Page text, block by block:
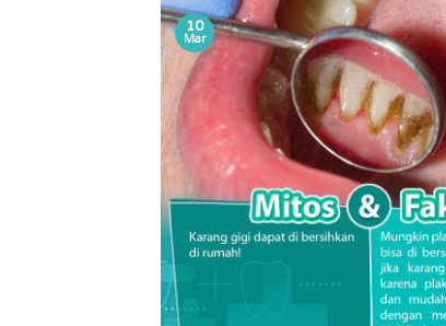
10
Mar